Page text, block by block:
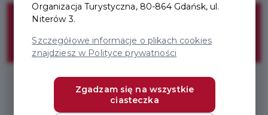
10%
ZNIŻKI
10% zniżki na dania główne
* Wymagany : Pakiet Odkrywca
Organizacja Turystyczna, 80-864 Gdańsk, ul.
Niterów 3.
Szczegółowe informacje o plikach cookies
znajdziesz w Polityce prywatności
Zgadzam się na wszystkie
ciasteczka